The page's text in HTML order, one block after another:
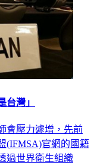
台灣」
會壓力遽增，先前
(IFMSA)官網的國籍
過世界衛生組織